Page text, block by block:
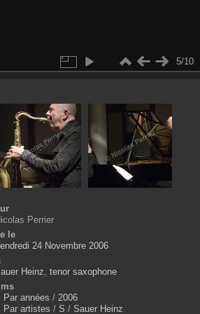
5/10
Perrier
le
24 Novembre 2006
Heinz
tenor saxophone
Par années / 2006
Par artistes / S / Sauer Heinz